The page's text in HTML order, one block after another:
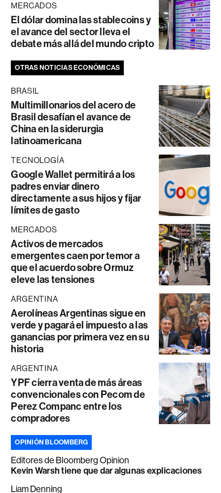
MERCADOS
El dólar domina las stablecoins y
el avance del sector lleva el
debate más allá del mundo cripto
OTRAS NOTICIAS ECONÓMICAS
BRASIL
Multimillonarios del acero de
Brasil desafían el avance de
China en la siderurgia
latinoamericana
TECNOLOGÍA
Google Wallet permitirá a los
padres enviar dinero
directamente a sus hijos y fijar
límites de gasto
MERCADOS
Activos de mercados
emergentes caen por temor a
que el acuerdo sobre Ormuz
eleve las tensiones
ARGENTINA
Aerolíneas Argentinas sigue en
verde y pagará el impuesto a las
ganancias por primera vez en su
historia
ARGENTINA
YPF cierra venta de más áreas
convencionales con Pecom de
Perez Companc entre los
compradores
OPINIÓN BLOOMBERG
Editores de Bloomberg Opinion
Kevin Warsh tiene que dar algunas explicaciones
Liam Denning